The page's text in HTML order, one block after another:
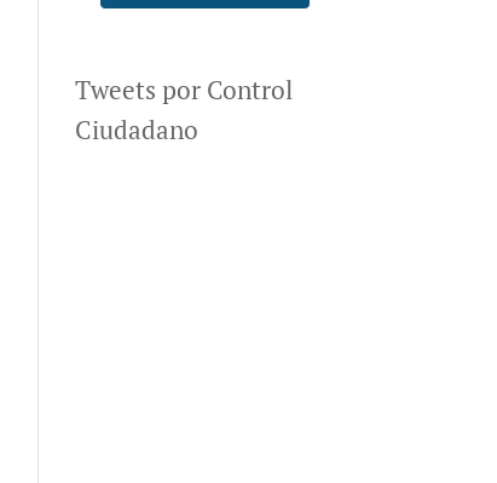
Tweets por Control
Ciudadano